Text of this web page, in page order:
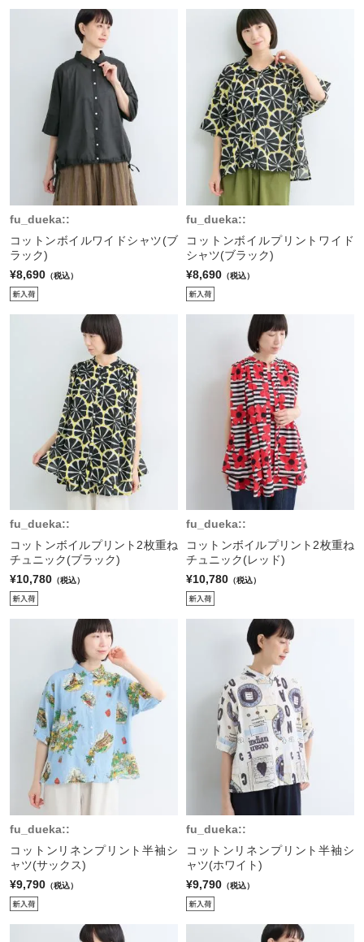
fu_dueka::
コットンボイルワイドシャツ(ブ
ラック)
¥8,690 （税込）
fu_dueka::
コットンボイルプリントワイド
シャツ(ブラック)
¥8,690 （税込）
fu_dueka::
コットンボイルプリント2枚重ね
チュニック(ブラック)
¥10,780 （税込）
fu_dueka::
コットンボイルプリント2枚重ね
チュニック(レッド)
¥10,780 （税込）
fu_dueka::
コットンリネンプリント半袖シ
ャツ(サックス)
¥9,790 （税込）
fu_dueka::
コットンリネンプリント半袖シ
ャツ(ホワイト)
¥9,790 （税込）